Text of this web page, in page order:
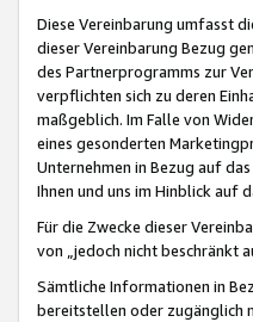
Diese Vereinbarung umfasst
dieser Vereinbarung Bezug
des Partnerprogramms zur
verpflichten sich zu deren
maßgeblich. Im Falle von
eines gesonderten
Unternehmen in Bezug auf
Ihnen und uns im Hinblick auf
Für die Zwecke dieser
von „jedoch nicht beschränkt
Sämtliche Informationen in
bereitstellen oder zugänglich